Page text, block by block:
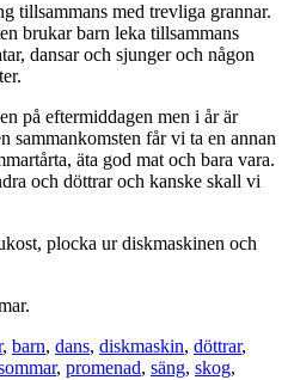
tillsammans med trevliga grannar.
brukar barn leka tillsammans
dansar och sjunger och någon
på eftermiddagen men i år är
sammankomsten får vi ta en annan
äta god mat och bara vara.
och döttrar och kanske skall vi
plocka ur diskmaskinen och
, barn, dans, diskmaskin, döttrar,
, promenad, säng, skog,